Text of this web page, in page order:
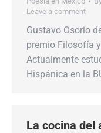
Leave a comment
Gustavo Osorio
premio Filosofía y
Actualmente
Hispánica en la
La cocina del